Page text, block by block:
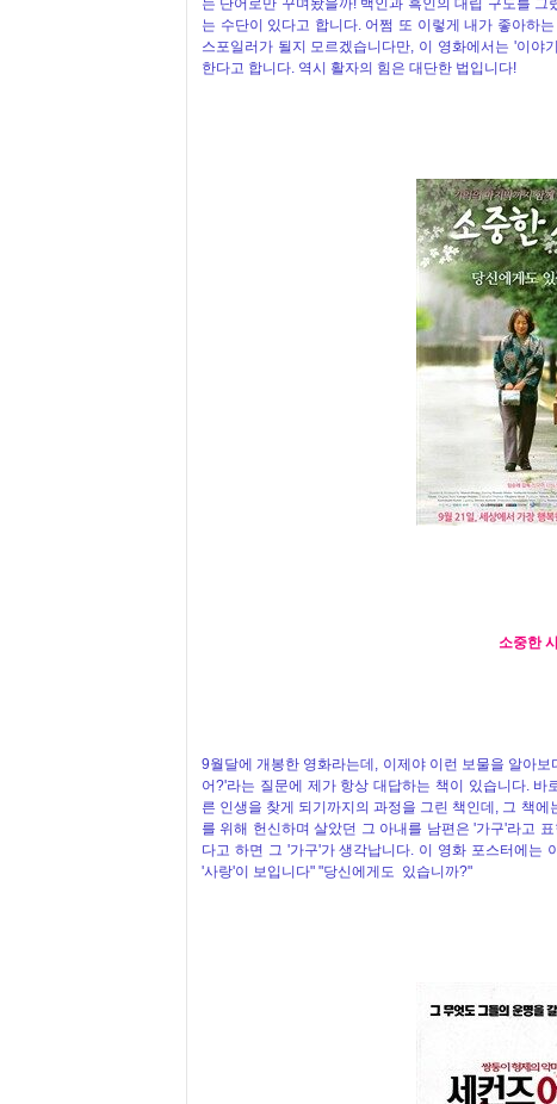
는 단어로만 꾸며놨을까! 백인과 흑인의 대립 구도를
는 수단이 있다고 합니다. 어쩜 또 이렇게 내가 좋아하
스포일러가 될지 모르겠습니다만, 이 영화에서는 '이야
한다고 합니다. 역시 활자의 힘은 대단한 법입니다!
소중한
9월달에 개봉한 영화라는데, 이제야 이런 보물을 알아
어?'라는 질문에 제가 항상 대답하는 책이 있습니다.
른 인생을 찾게 되기까지의 과정을 그린 책인데, 그 책
를 위해 헌신하며 살았던 그 아내를 남편은 '가구'라고
다고 하면 그 '가구'가 생각납니다. 이 영화 포스터에는
'사랑'이 보입니다" "당신에게도 있습니까?"